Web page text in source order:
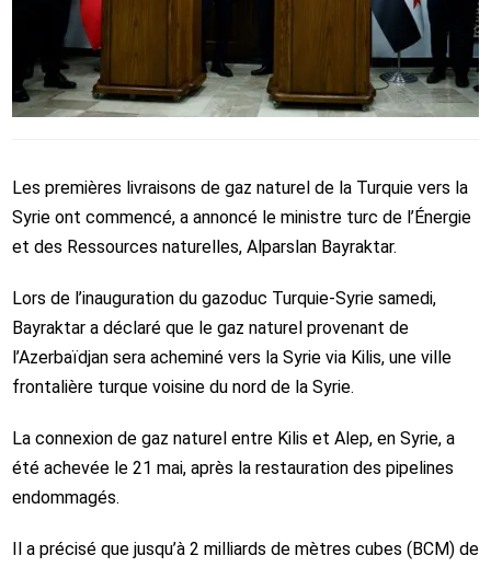
Les premières livraisons de gaz naturel de la Turquie vers la
Syrie ont commencé, a annoncé le ministre turc de l’Énergie
et des Ressources naturelles, Alparslan Bayraktar.
Lors de l’inauguration du gazoduc Turquie-Syrie samedi,
Bayraktar a déclaré que le gaz naturel provenant de
l’Azerbaïdjan sera acheminé vers la Syrie via Kilis, une ville
frontalière turque voisine du nord de la Syrie.
La connexion de gaz naturel entre Kilis et Alep, en Syrie, a
été achevée le 21 mai, après la restauration des pipelines
endommagés.
Il a précisé que jusqu’à 2 milliards de mètres cubes (BCM) de